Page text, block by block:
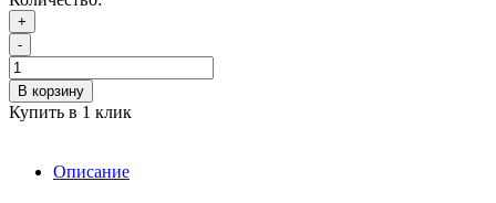
+
-
В корзину
Купить в 1 клик
Описание